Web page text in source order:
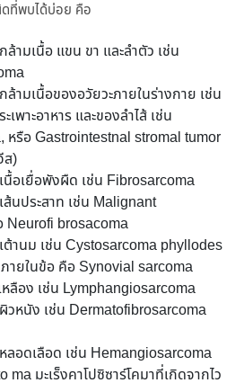
ดที่พบได้บ่อย คือ
ล้ามเนื้อ แขน ขา และลำตัว เช่น
ล้ามเนื้อของอวัยวะภายในร่างกาย เช่น
พาะอาหาร และของลำไส้ เช่น
หรือ Gastrointestnal stromal tumor
ส)
นื้อเยื่อพังผืด เช่น Fibrosarcoma
ส้นประสาท เช่น Malignant
Neurofi brosacoma
ต้านม เช่น Cystosarcoma phyllodes
ภายในข้อ คือ Synovial sarcoma
หลือง เช่น Lymphangiosarcoma
ผิวหนัง เช่น Dermatofibrosarcoma
หลอดเลือด เช่น Hemangiosarcoma
มะเร็งคาโปซิซาร์โคมาที่เกิดจากไว